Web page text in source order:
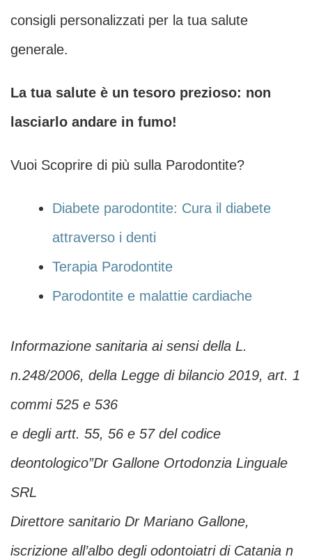
consigli personalizzati per la tua salute
generale.
La tua salute è un tesoro prezioso: non
lasciarlo andare in fumo!
Vuoi Scoprire di più sulla Parodontite?
Diabete parodontite: Cura il diabete
attraverso i denti
Terapia Parodontite
Parodontite e malattie cardiache
Informazione sanitaria ai sensi della L.
n.248/2006, della Legge di bilancio 2019, art. 1
commi 525 e 536
e degli artt. 55, 56 e 57 del codice
deontologico”Dr Gallone Ortodonzia Linguale
SRL
Direttore sanitario Dr Mariano Gallone,
iscrizione all’albo degli odontoiatri di Catania n